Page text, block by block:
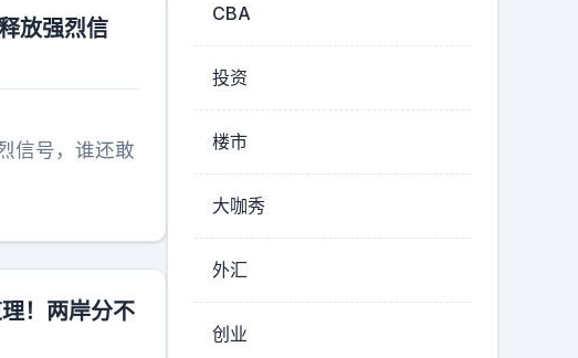
放强烈信
信号，谁还敢
！两岸分不
CBA
投资
楼市
大咖秀
外汇
创业